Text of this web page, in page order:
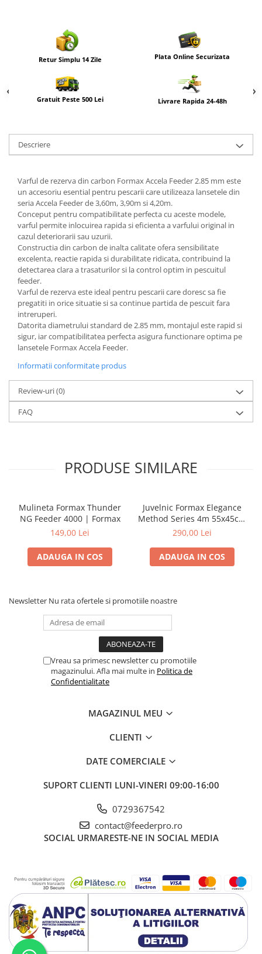
Retur Simplu 14 Zile Plata Online Securizata
Gratuit Peste 500 Lei Livrare Rapida 24-48h
Descriere
Varful de rezerva din carbon FormaxAccela Feeder 2.85 mm este
un accesoriu esential pentru pescarii care utilizeaza lansetele din
seria Accela Feeder de 3,60m, 3,90m si 4,20m.
Conceput pentru compatibilitate perfecta cu aceste modele,
varful permite inlocuirea rapida si eficienta a varfului original in
cazul deteriorarii sau uzurii.
Constructia din carbon de inalta calitate ofera sensibilitate
excelenta, reactie rapida si durabilitate ridicata, contribuind la
detectarea clara a trasaturilor si la control optim in pescuitul
feeder.
Varful de rezerva este ideal pentru pescarii care doresc sa fie
pregatiti in orice situatie si sa continue partida de pescuit fara
intreruperi.
Datorita diametrului standard de 2.85 mm, montajul este rapid si
sigur, iar compatibilitatea perfecta asigura functionare optima pe
lansetele Formax Accela Feeder.
Informatii conformitate produs
Review-uri(0)
FAQ
PRODUSE SIMILARE
Mulineta Formax Thunder
NG Feeder 4000 | Formax
149,00 Lei
ADAUGA IN COS
Juvelnic Formax Elegance
Method Series 4m 55x45cm
| Formax
290,00 Lei
ADAUGA IN COS
Newsletter Nu rata ofertele si promotiile noastre
Vreau sa primesc newsletter cu promotiile
magazinului. Afla mai multe in Politica de
Confidentialitate
MAGAZINUL MEU
CLIENTI
DATE COMERCIALE
SUPORT CLIENTI LUNI-VINERI 09:00-16:00
0729367542
contact@feederpro.ro
SOCIAL URMARESTE-NE IN SOCIAL MEDIA